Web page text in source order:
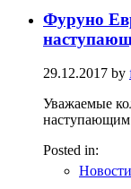
Фуруно
29.12.2017 by
Уважаемые
наступающим
Posted in: